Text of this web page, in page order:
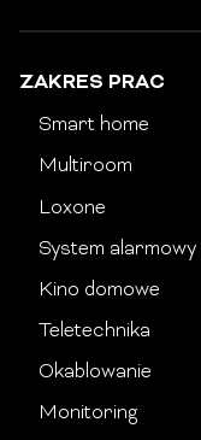
ZAKRES PRAC
Smart home
Multiroom
Loxone
System alarmowy
Kino domowe
Teletechnika
Okablowanie
Monitoring